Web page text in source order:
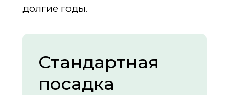
Стандартная
посадка
долгие годы.